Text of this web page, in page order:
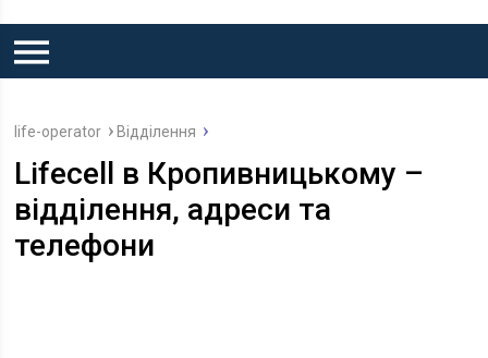
life-operator Відділення
Lifecell в Кропивницькому –
відділення, адреси та
телефони